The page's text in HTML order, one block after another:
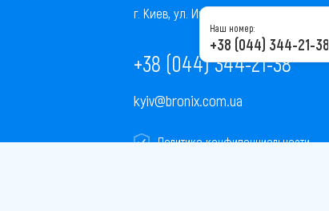
г. Киев, ул. Институтская, 22/7, оф. 41
+38 (044) 344-21-38
kyiv@bronix.com.ua
Политика конфиденциальности
Наш номер:
+38 (044) 344-21-38